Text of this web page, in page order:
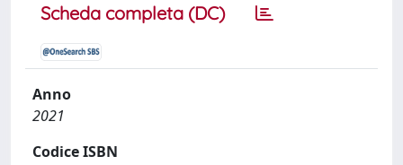
Scheda completa (DC)
Anno
2021
Codice ISBN